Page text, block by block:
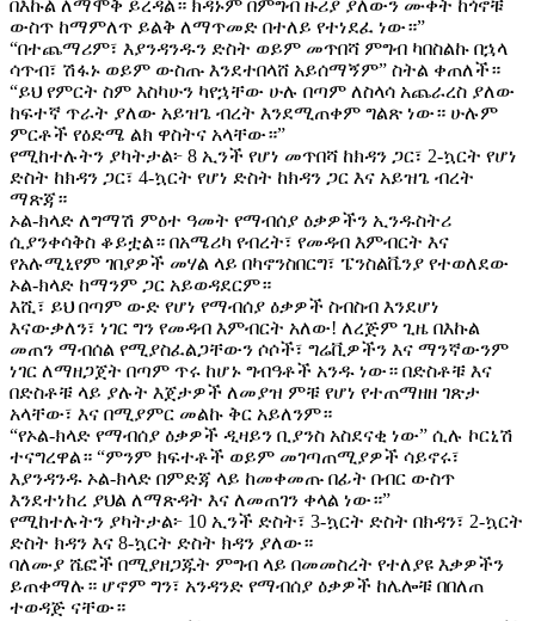
በእኩል ለማሞቅ ይረዳል። ክዳኑም በምግብ ዙሪያ ያለውን ሙቀት ከጎኖቹ
ውስጥ ከማምለጥ ይልቅ ለማጥመድ በተለይ የተነደፈ ነው።”
“በተጨማሪም፣ እያንዳንዱን ድስት ወይም መጥበሻ ምግብ ካበስልኩ በኋላ
ሳጥብ፣ ሽፋኑ ወይም ውስጡ እንደተበላሸ አይሰማኝም” ስትል ቀጠለች።
“ይህ የምርት ስም እስካሁን ካየኋቸው ሁሉ በጣም ለስላሳ አጨራረስ ያለው
ከፍተኛ ጥራት ያለው አይዝጌ ብረት እንደሚጠቀም ግልጽ ነው። ሁሉም
ምርቶች የዕድሜ ልክ ዋስትና አላቸው።”
የሚከተሉትን ያካትታል፦ 8 ኢንች የሆነ መጥበሻ ከክዳን ጋር፣ 2-ኳርት የሆነ
ድስት ከክዳን ጋር፣ 4-ኳርት የሆነ ድስት ከክዳን ጋር እና አይዝጌ ብረት
ማጽጃ።
ኦል-ክላድ ለግማሽ ምዕተ ዓመት የማብሰያ ዕቃዎችን ኢንዱስትሪ
ሲያንቀሳቅስ ቆይቷል። በአሜሪካ የብረት፣ የመዳብ እምብርት እና
የአሉሚኒየም ገበያዎች መሃል ላይ በካኖንስበርግ፣ ፔንስልቬንያ የተወለደው
ኦል-ክላድ ከማንም ጋር አይወዳደርም።
እሺ፣ ይህ በጣም ውድ የሆነ የማብሰያ ዕቃዎች ስብስብ እንደሆነ
እናውቃለን፣ ነገር ግን የመዳብ እምብርት አለው! ለረጅም ጊዜ በእኩል
መጠን ማብሰል የሚያስፈልጋቸውን ሶሶች፣ ግሬቪዎችን እና ማንኛውንም
ነገር ለማዘጋጀት በጣም ጥሩ ከሆኑ ግብዓቶች አንዱ ነው። በድስቶቹ እና
በድስቶቹ ላይ ያሉት እጀታዎች ለመያዝ ምቹ የሆነ የተጠማዘዘ ገጽታ
አላቸው፣ እና በሚያምር መልኩ ቅር አይለንም።
“የኦል-ክላድ የማብሰያ ዕቃዎች ዲዛይን ቢያንስ አስደናቂ ነው” ሲሉ ኮርኒሽ
ተናግረዋል። “ምንም ክፍተቶች ወይም መገጣጠሚያዎች ሳይኖሩ፣
እያንዳንዱ ኦል-ክላድ በምድጃ ላይ ከመቀመጡ በፊት በብር ውስጥ
እንደተነከረ ያህል ለማጽዳት እና ለመጠገን ቀላል ነው።”
የሚከተሉትን ያካትታል፦ 10 ኢንች ድስት፣ 3-ኳርት ድስት በክዳን፣ 2-ኳርት
ድስት ክዳን እና 8-ኳርት ድስት ክዳን ያለው።
ባለሙያ ሼፎች በሚያዘጋጁት ምግብ ላይ በመመስረት የተለያዩ እቃዎችን
ይጠቀማሉ። ሆኖም ግን፣ አንዳንድ የማብሰያ ዕቃዎች ከሌሎቹ በበለጠ
ተወዳጅ ናቸው።